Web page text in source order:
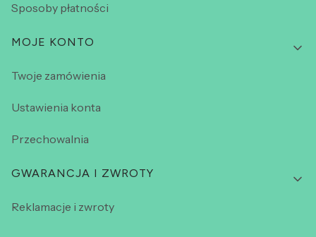
Sposoby płatności
MOJE KONTO
Twoje zamówienia
Ustawienia konta
Przechowalnia
GWARANCJA I ZWROTY
Reklamacje i zwroty